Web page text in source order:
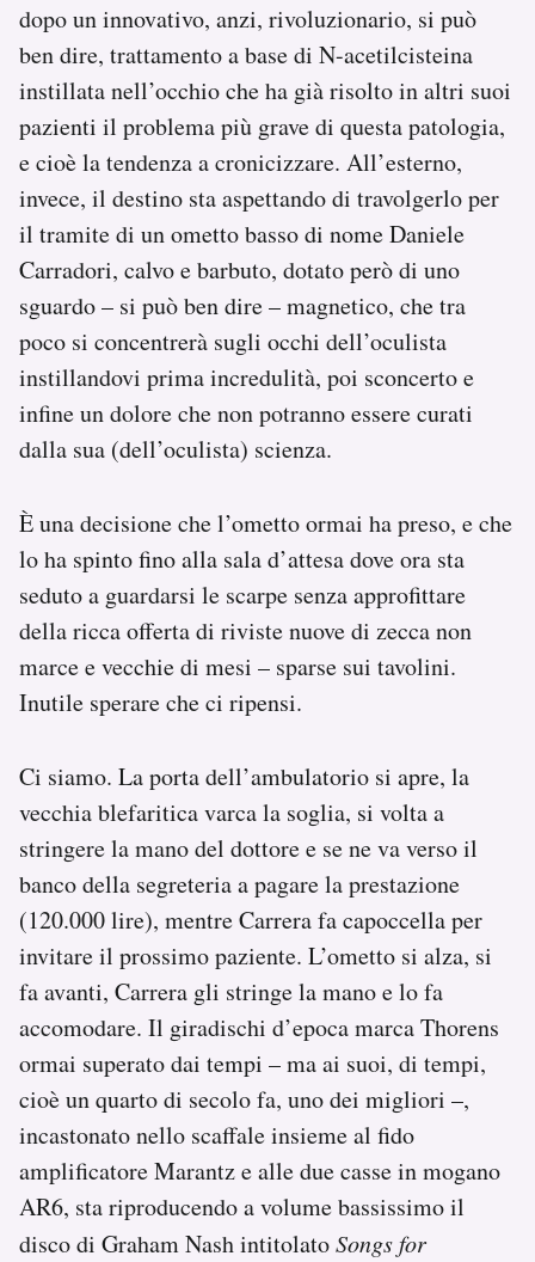
dopo un innovativo, anzi, rivoluzionario, si può
ben dire, trattamento a base di N-acetilcisteina
instillata nell’occhio che ha già risolto in altri suoi
pazienti il problema più grave di questa patologia,
e cioè la tendenza a cronicizzare. All’esterno,
invece, il destino sta aspettando di travolgerlo per
il tramite di un ometto basso di nome Daniele
Carradori, calvo e barbuto, dotato però di uno
sguardo – si può ben dire – magnetico, che tra
poco si concentrerà sugli occhi dell’oculista
instillandovi prima incredulità, poi sconcerto e
infine un dolore che non potranno essere curati
dalla sua (dell’oculista) scienza.
È una decisione che l’ometto ormai ha preso, e che
lo ha spinto fino alla sala d’attesa dove ora sta
seduto a guardarsi le scarpe senza approfittare
della ricca offerta di riviste nuove di zecca non
marce e vecchie di mesi – sparse sui tavolini.
Inutile sperare che ci ripensi.
Ci siamo. La porta dell’ambulatorio si apre, la
vecchia blefaritica varca la soglia, si volta a
stringere la mano del dottore e se ne va verso il
banco della segreteria a pagare la prestazione
(120.000 lire), mentre Carrera fa capoccella per
invitare il prossimo paziente. L’ometto si alza, si
fa avanti, Carrera gli stringe la mano e lo fa
accomodare. Il giradischi d’epoca marca Thorens
ormai superato dai tempi – ma ai suoi, di tempi,
cioè un quarto di secolo fa, uno dei migliori –,
incastonato nello scaffale insieme al fido
amplificatore Marantz e alle due casse in mogano
AR6, sta riproducendo a volume bassissimo il
disco di Graham Nash intitolatoSongs for